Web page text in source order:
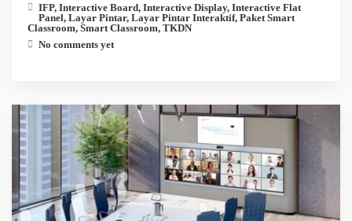
IFP, Interactive Board, Interactive Display, Interactive Flat
Panel, Layar Pintar, Layar Pintar Interaktif, Paket Smart
Classroom, Smart Classroom, TKDN
No comments yet